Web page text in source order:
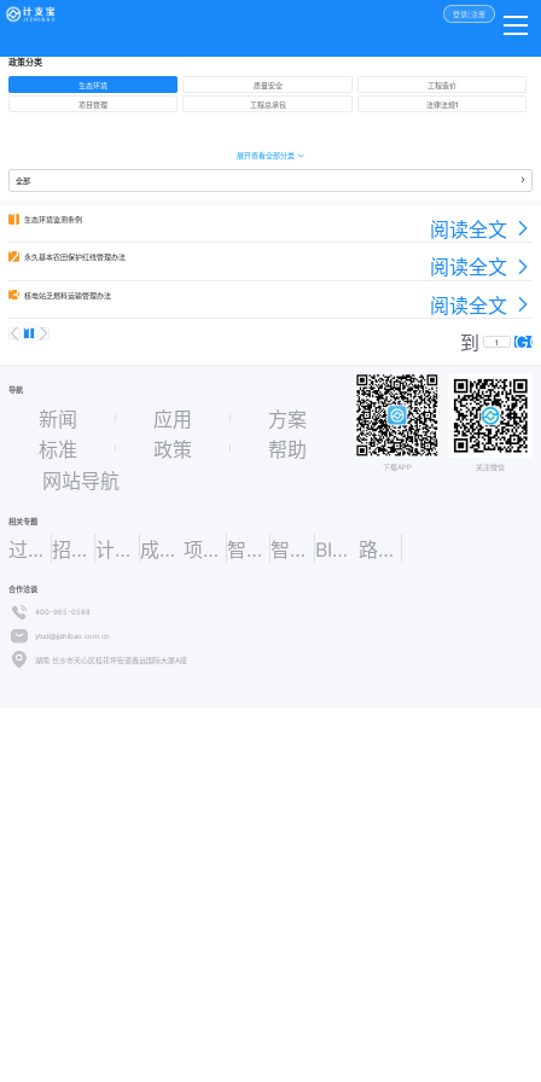
登录 注册
政策分类
生态环境 质量安全 工程造价
项目管理 工程总承包 法律法规1
展开查看全部分类
全部
1 生态环境监测条例
阅读全文
2 永久基本农田保护红线管理办法
阅读全文
3 核电站乏燃料运输管理办法
阅读全文
1
到
导航
新闻 应用
方案
标准
政策
帮助
网站导航
下载APP 关注微信
相关专题
过程结算 招标信息 计量支付 成本合约 项目管理 智慧住建 智慧工地 BIM管理 路长制
合作洽谈
400-965-0588
ytud@jizhibao.com.cn
湖南:长沙市天心区桂花坪街道鑫远国际大厦A座